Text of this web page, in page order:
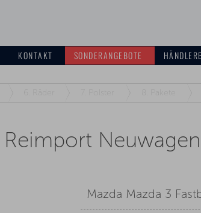
KONTAKT SONDERANGEBOTE
Reimport Neuwagen
Mazda Mazda 3